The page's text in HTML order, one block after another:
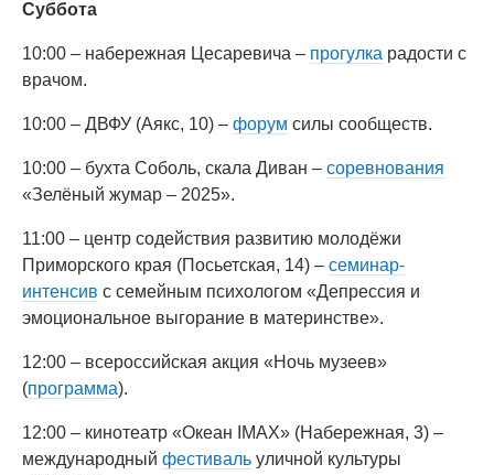
Суббота
10:00 – набережная Цесаревича – прогулка радости с
врачом.
10:00 – ДВФУ (Аякс, 10) – форум силы сообществ.
10:00 – бухта Соболь, скала Диван – соревнования
«Зелёный жумар – 2025».
11:00 – центр содействия развитию молодёжи
Приморского края (Посьетская, 14) – семинар-
интенсив с семейным психологом «Депрессия и
эмоциональное выгорание в материнстве».
12:00 – всероссийская акция «Ночь музеев»
(программа).
12:00 – кинотеатр «Океан IMAX» (Набережная, 3) –
международный фестиваль уличной культуры